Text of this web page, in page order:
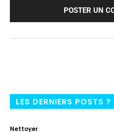
LES DERNIERS POSTS ?
Nettoyer